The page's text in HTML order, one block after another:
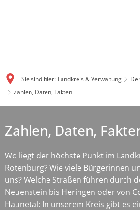
Sie sind hier: Landkreis & Verwaltung
Zahlen, Daten, Fakten
Zahlen, Daten,
Wo liegt der höchste Punkt im
Rotenburg? Wie viele Bürgerinnen
uns? Welche Straßen führen durch
Neuenstein bis Heringen oder von
Haunetal: In unserem Kreis gibt es